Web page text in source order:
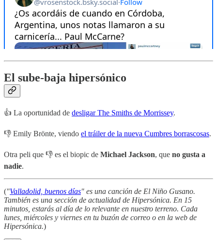
El sube-baja hipersónico
👍 La oportunidad de desligar The Smiths de Morrissey.
👎 Emily Brönte, viendo el tráiler de la nueva Cumbres borrascosas.
Otra peli que 👎 es el biopic de Michael Jackson, que no gusta a
nadie.
("Valladolid, buenos días" es una canción de El Niño Gusano.
También es una sección de actualidad de Hipersónica. En 15
minutos, estarás al día de lo relevante en nuestro terreno. Cada
lunes, miércoles y viernes en tu buzón de correo o en la web de
Hipersónica.)